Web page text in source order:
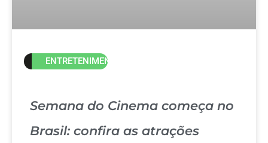
ENTRETENIMENTO
Semana do Cinema começa no
Brasil: confira as atrações